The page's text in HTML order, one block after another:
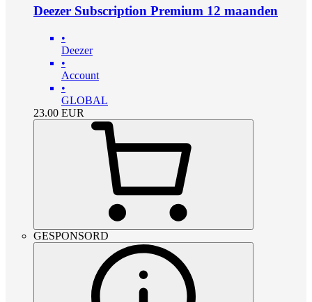
Deezer Subscription Premium 12 maanden
•
Deezer
•
Account
•
GLOBAL
23.00 EUR
GESPONSORD